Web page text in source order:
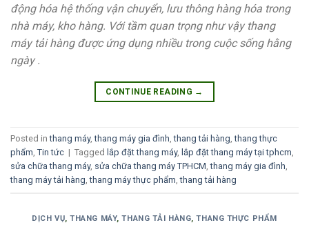
động hóa hệ thống vận chuyển, lưu thông hàng hóa trong
nhà máy, kho hàng. Với tầm quan trọng như vậy thang
máy tải hàng được ứng dụng nhiều trong cuộc sống hằng
ngày .
CONTINUE READING →
Posted inthang máy,thang máy gia đình ,thang tải hàng ,thang thực
phẩm Tin tức | Tagged lắp đặt thang máy, lắp đặt thang máy tại tphcm
sửa chữa thang máy, sửa chữa thang máy TPHCM ,thang máy gia đình
thang máy tải hàng ,thang máy thực phẩm ,thang tải hàng
DỊCH VỤ,THANG MÁY,THANG TẢI HÀNG,THANG THỰC PHẨM